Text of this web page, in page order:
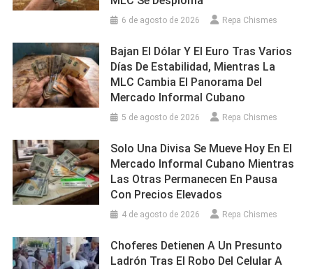
6 de agosto de 2026 Repa Chismes
Bajan El Dólar Y El Euro Tras Varios
Días De Estabilidad, Mientras La
MLC Cambia El Panorama Del
Mercado Informal Cubano
5 de agosto de 2026 Repa Chismes
Solo Una Divisa Se Mueve Hoy En El
Mercado Informal Cubano Mientras
Las Otras Permanecen En Pausa
Con Precios Elevados
4 de agosto de 2026 Repa Chismes
Choferes Detienen A Un Presunto
Ladrón Tras El Robo Del Celular A